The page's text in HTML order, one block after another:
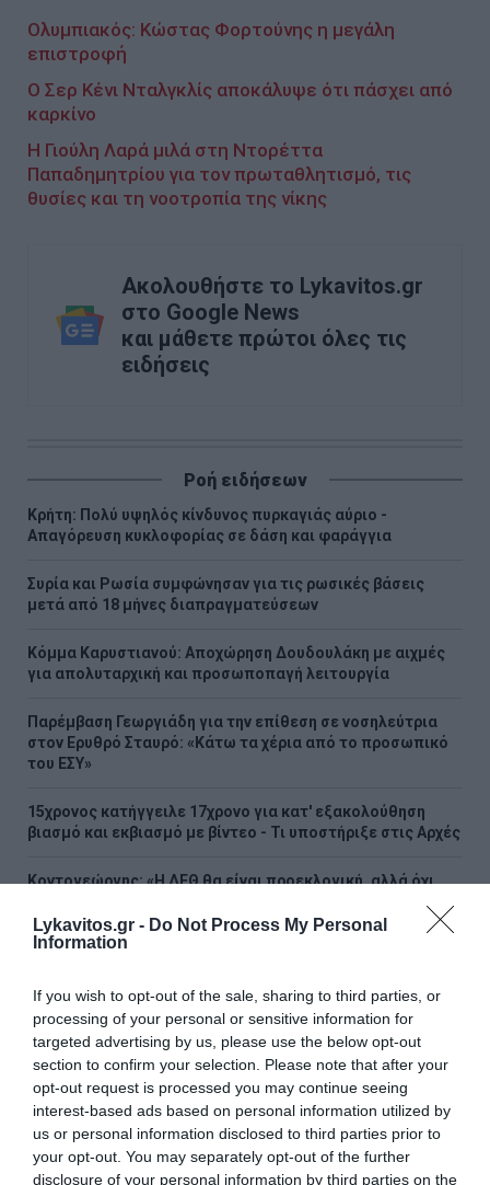
Lykavitos.gr - Do Not Process My Personal
Information
If you wish to opt-out of the sale, sharing to third parties, or
processing of your personal or sensitive information for
targeted advertising by us, please use the below opt-out
section to confirm your selection. Please note that after your
opt-out request is processed you may continue seeing
interest-based ads based on personal information utilized by
us or personal information disclosed to third parties prior to
your opt-out. You may separately opt-out of the further
disclosure of your personal information by third parties on the
Ολυμπιακός: Κώστας Φορτούνης η μεγάλη
επιστροφή
O Σερ Κένι Νταλγκλίς αποκάλυψε ότι πάσχει από
καρκίνο
Η Γιούλη Λαρά μιλά στη Ντορέττα
Παπαδημητρίου για τον πρωταθλητισμό, τις
θυσίες και τη νοοτροπία της νίκης
Ακολουθήστε το Lykavitos.gr
στο Google News
και μάθετε πρώτοι όλες τις
ειδήσεις
Ροή ειδήσεων
Κρήτη: Πολύ υψηλός κίνδυνος πυρκαγιάς αύριο -
Απαγόρευση κυκλοφορίας σε δάση και φαράγγια
Συρία και Ρωσία συμφώνησαν για τις ρωσικές βάσεις
μετά από 18 μήνες διαπραγματεύσεων
Κόμμα Καρυστιανού: Αποχώρηση Δουδουλάκη με αιχμές
για απολυταρχική και προσωποπαγή λειτουργία
Παρέμβαση Γεωργιάδη για την επίθεση σε νοσηλεύτρια
στον Ερυθρό Σταυρό: «Κάτω τα χέρια από το προσωπικό
του ΕΣΥ»
15χρονος κατήγγειλε 17χρονο για κατ' εξακολούθηση
βιασμό και εκβιασμό με βίντεο - Τι υποστήριξε στις Αρχές
Κοντογεώργης: «Η ΔΕΘ θα είναι προεκλογική, αλλά όχι
Παρέμβαση της ΥΠΑ για το ελικόπτερο που «πάρκαρε»
Θεσσαλονίκη: Διευρυμένο ωράριο για επίσκεψη στον
Λευκό Πύργο
Ο Νετανιάχου απορρίπτει το ειρηνευτικό σχέδιο των ΗΠΑ
για τη Γάζα και ζητά τον αφοπλισμό της Χαμάς
Χακάν Φιντάν: Η λύση των δύο κρατών αποτελεί την
ιδανική επιλογή για την Κύπρο